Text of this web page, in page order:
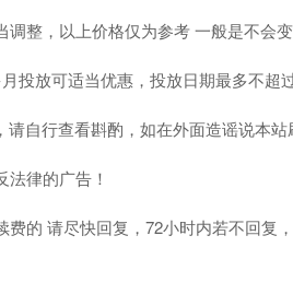
整，以上价格仅为参考 一般是不会
投放可适当优惠，投放日期最多不超过
自行查看斟酌，如在外面造谣说本
律的广告！
的 请尽快回复，72小时内若不回复